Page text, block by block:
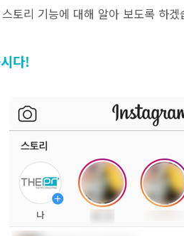
토리 기능에 대해 알아 보도록 하겠
다!